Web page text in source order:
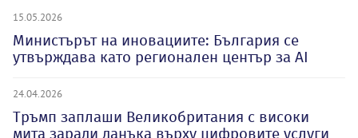
15.05.2026
Министърът на иновациите: България се
утвърждава като регионален център за AI
24.04.2026
Тръмп заплаши Великобритания с високи
мита заради данъка върху цифровите услуги